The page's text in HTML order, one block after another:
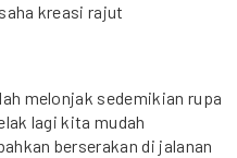
kreasi rajut
melonjak sedemikian rupa
lagi kita mudah
berserakan di jalanan